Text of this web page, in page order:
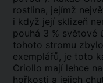
rostlina, jejímž
i když její sklizeň
pouhá 3 % světové
tohoto stromu
exemplářů, je toto
Criollo mají lehce
hořkosti a jejich